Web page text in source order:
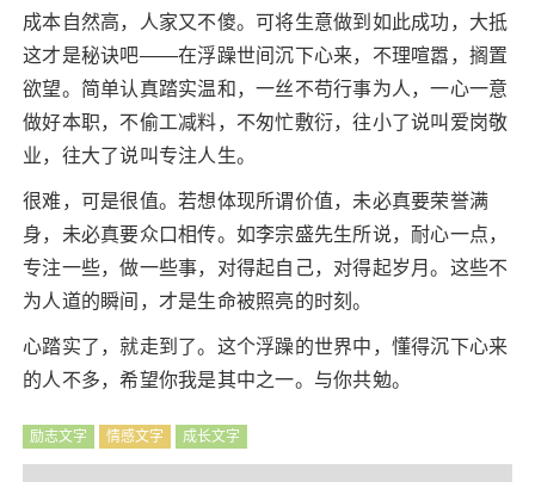
成本自然高，人家又不傻。可将生意做到如此成功，大抵
这才是秘诀吧——在浮躁世间沉下心来，不理喧嚣，搁置
欲望。简单认真踏实温和，一丝不苟行事为人，一心一意
做好本职，不偷工减料，不匆忙敷衍，往小了说叫爱岗敬
业，往大了说叫专注人生。
很难，可是很值。若想体现所谓价值，未必真要荣誉满
身，未必真要众口相传。如李宗盛先生所说，耐心一点，
专注一些，做一些事，对得起自己，对得起岁月。这些不
为人道的瞬间，才是生命被照亮的时刻。
心踏实了，就走到了。这个浮躁的世界中，懂得沉下心来
的人不多，希望你我是其中之一。与你共勉。
励志文字 情感文字 成长文字